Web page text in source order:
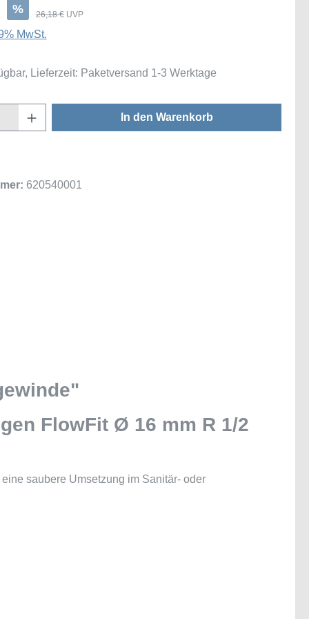
% 26,18 € UVP
MwSt.
Lieferzeit: Paketversand 1-3 Werktage
Gib den gewünschten Wert ein
In den Warenkorb
620540001
FlowFit Ø 16 mm R 1/2
saubere Umsetzung im Sanitär- oder